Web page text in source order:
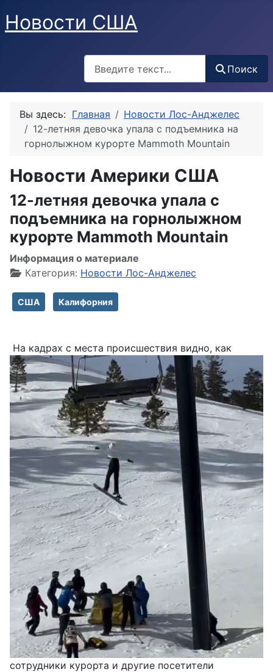
Новости США
Поиск
Вы здесь: Главная
Новости Лос-Анджелес
12-летняя девочка упала с подъемника на
горнолыжном курорте Mammoth Mountain
Новости Америки США
12-летняя девочка упала с
подъемника на горнолыжном
курорте Mammoth Mountain
Информация о материале
Категория: Новости Лос-Анджелес
США Калифорния
На кадрах с места происшествия видно, как
сотрудники курорта и другие посетители